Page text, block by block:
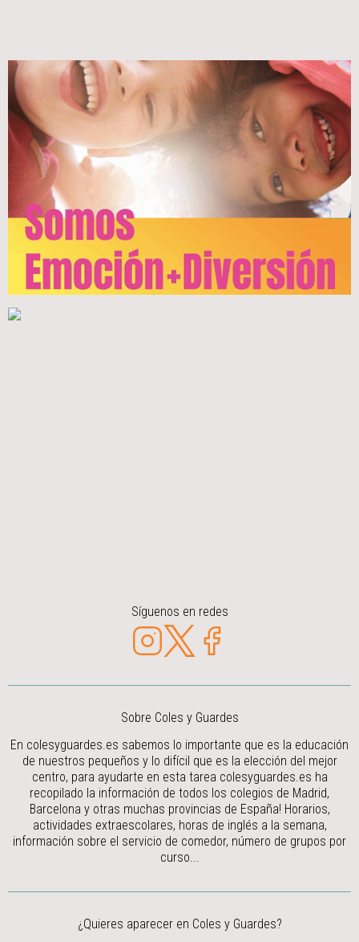
Síguenos en redes
Sobre Coles y Guardes
En colesyguardes.es sabemos lo importante que es la educación
de nuestros pequeños y lo difícil que es la elección del mejor
centro, para ayudarte en esta tarea colesyguardes.es ha
recopilado la información de todos los colegios de Madrid,
Barcelona y otras muchas provincias de España! Horarios,
actividades extraescolares, horas de inglés a la semana,
información sobre el servicio de comedor, número de grupos por
curso...
¿Quieres aparecer en Coles y Guardes?